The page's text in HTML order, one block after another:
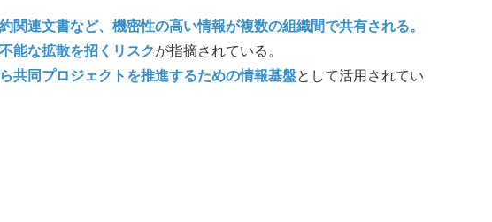
連文書など、機密性の高い情報が複数の組織間で共有される。
能な拡散を招くリスクが指摘されている。
共同プロジェクトを推進するための情報基盤として活用されてい